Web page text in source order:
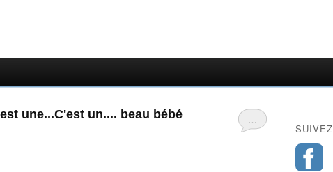
…
une...C'est un.... beau bébé